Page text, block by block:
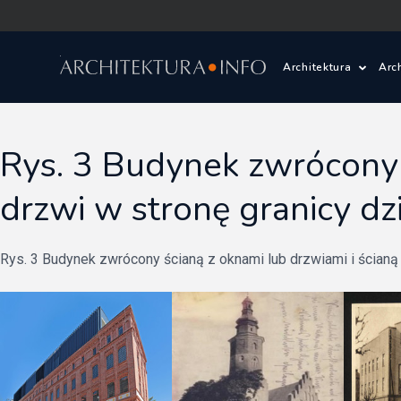
Architektura
Wasze projekty
Wasze
Architektura
Prace
Pracownie
Rys. 3 Budynek
drzwi w stronę granicy
Rys. 3 Budynek zwrócony ścianą z oknami lub drzwiami i